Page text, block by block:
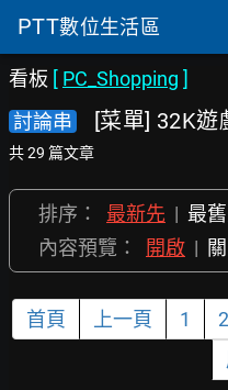
PTT數位生活區
看板 [ PC_Shopping ]
討論串
[菜單] 32K遊
共 29 篇文章
排序： 最新先 | 最
內容預覽：
開啟 |
首頁 上一頁 1 2